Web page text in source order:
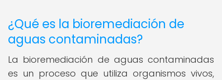
¿Qué es la bioremediación de
aguas contaminadas?
La bioremediación de aguas contaminadas
es un proceso que utiliza organismos vivos,